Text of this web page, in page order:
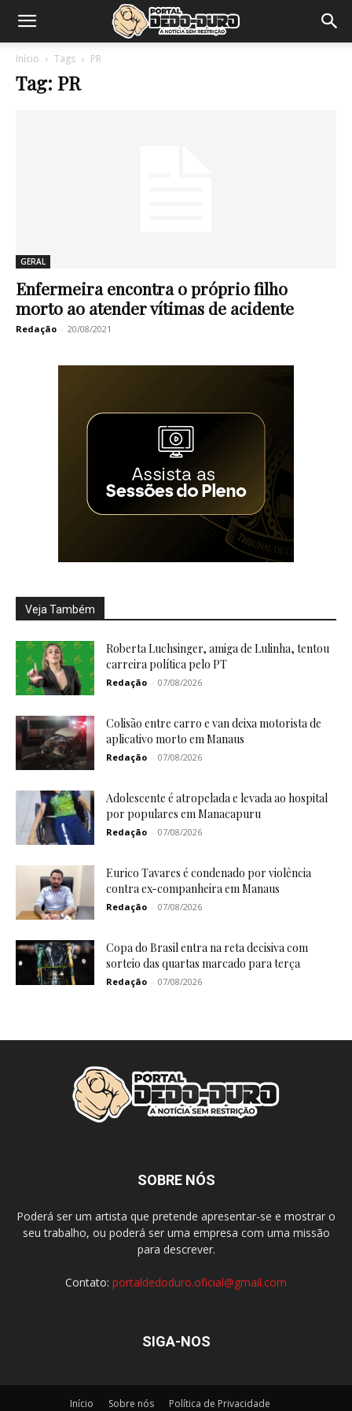
Início Tags PR
Tag: PR
GERAL
Enfermeira encontra o próprio filho
morto ao atender vítimas de acidente
Redação - 20/08/2021
Veja Também
Roberta Luchsinger, amiga de Lulinha, tentou
carreira política pelo PT
Redação - 07/08/2026
Colisão entre carro e van deixa motorista de
aplicativo morto em Manaus
Redação - 07/08/2026
Adolescente é atropelada e levada ao hospital
por populares em Manacapuru
Redação - 07/08/2026
Eurico Tavares é condenado por violência
contra ex-companheira em Manaus
Redação - 07/08/2026
Copa do Brasil entra na reta decisiva com
sorteio das quartas marcado para terça
Redação - 07/08/2026
SOBRE NÓS
Poderá ser um artista que pretende apresentar-se e mostrar o
seu trabalho, ou poderá ser uma empresa com uma missão
para descrever.
Contato: portaldedoduro.oficial@gmail.com
SIGA-NOS
Início Sobre nós Política de Privacidade